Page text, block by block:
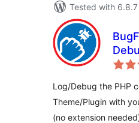
Tested with 6.8.7
Log/Debug the PHP
Theme/Plugin with
(no extension